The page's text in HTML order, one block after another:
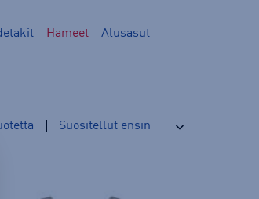
Hameet Alusasut